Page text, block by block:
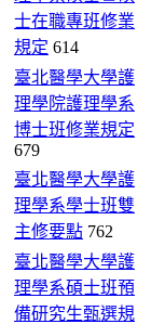
士在職專班修業
規定 614
臺北醫學大學護
理學院護理學系
博士班修業規定
679
臺北醫學大學護
理學系學士班雙
主修要點 762
臺北醫學大學護
理學系碩士班預
備研究生甄選規